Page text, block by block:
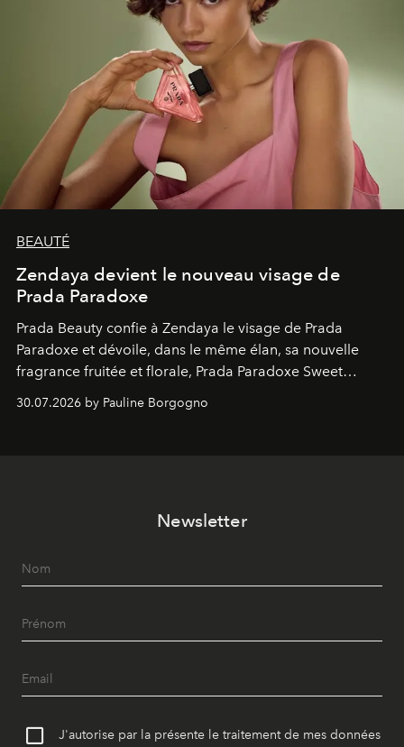
BEAUTÉ
Zendaya devient le nouveau visage de
Prada Paradoxe
Prada Beauty confie à Zendaya le visage de Prada
Paradoxe et dévoile, dans le même élan, sa nouvelle
fragrance fruitée et florale, Prada Paradoxe Sweet
Chemistry Eau de Parfum.
30.07.2026 by Pauline Borgogno
Newsletter
J'autorise par la présente le traitement de mes données